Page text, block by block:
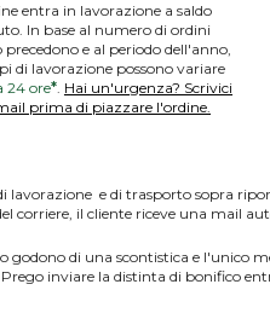
entra in lavorazione a saldo
In base al numero di ordini
precedono e al periodo dell'anno,
di lavorazione possono variare
24 ore*. Hai un'urgenza? Scrivici
prima di piazzare l'ordine.
lavorazione e di trasporto sopra
corriere, il cliente riceve una mail
godono di una scontistica e l'unico
inviare la distinta di bonifico